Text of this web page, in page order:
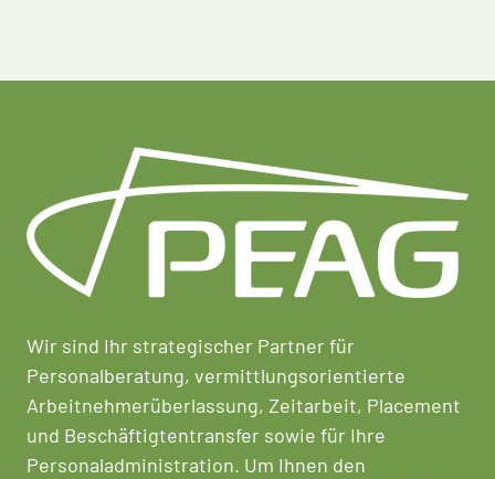
Wir sind Ihr strategischer Partner für
Personalberatung, vermittlungsorientierte
Arbeitnehmerüberlassung, Zeitarbeit, Placement
und Beschäftigtentransfer sowie für Ihre
Personaladministration. Um Ihnen den